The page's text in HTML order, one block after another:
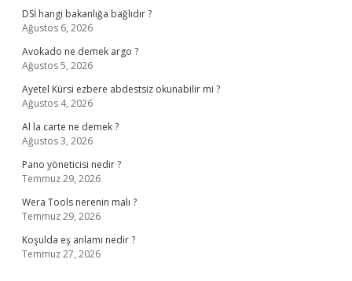
DSİ hangi bakanlığa bağlıdır ?
Ağustos 6, 2026
Avokado ne demek argo ?
Ağustos 5, 2026
Ayetel Kürsi ezbere abdestsiz okunabilir mi ?
Ağustos 4, 2026
Al la carte ne demek ?
Ağustos 3, 2026
Pano yöneticisi nedir ?
Temmuz 29, 2026
Wera Tools nerenin malı ?
Temmuz 29, 2026
Koşulda eş anlamı nedir ?
Temmuz 27, 2026